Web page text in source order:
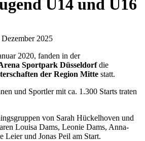
U14 und U16
Dezember 2025
2020, fanden in der
Sportpark Düsseldorfdie
der Region Mitte statt.
und Sportler mit ca. 1.300 Starts traten
von Sarah Hückelhoven und
Louisa Dams, Leonie Dams, Anna-
Leier und Jonas Peil am Start.